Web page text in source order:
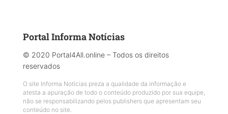
Portal Informa Notícias
© 2020 Portal4All.online – Todos os direitos
reservados
O site Informa Notícias preza a qualidade da informação e
atesta a apuração de todo o conteúdo produzido por sua equipe,
não se responsabilizando pelos publishers que apresentam seu
conteúdo no site.